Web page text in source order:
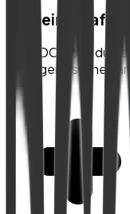
Gemeinschaft
Beim DCC bist du
Teamgeist stehen